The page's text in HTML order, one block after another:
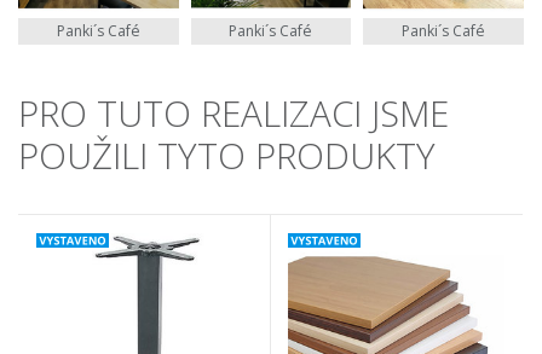
Panki´s Café Panki´s Café Panki´s Café
PRO TUTO REALIZACI JSME
POUŽILI TYTO PRODUKTY